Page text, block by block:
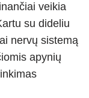
veikia
su dideliu
nervų sistemą
apynių